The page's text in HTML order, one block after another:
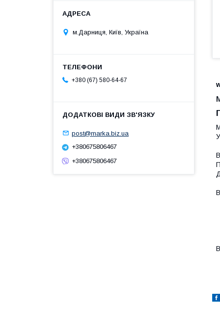
м.Дарниця, Київ, Україна
+380 (67) 580-64-67
post@marka.biz.ua
+380675806467
+380675806467